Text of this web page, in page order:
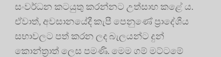
සංවර්ධන කටයුතු කරන්නට උත්සාහ කළේ ය.
ඒවාත්, අවසානයේදී කැපී පෙනුණේ ප්‍රාදේශීය
සභාවලට පත් කරන ලද බැලයන්ට දුන්
කොන්ත්‍රාත් ලෙස පමණි. මෙම ගම් මට්ටමේ